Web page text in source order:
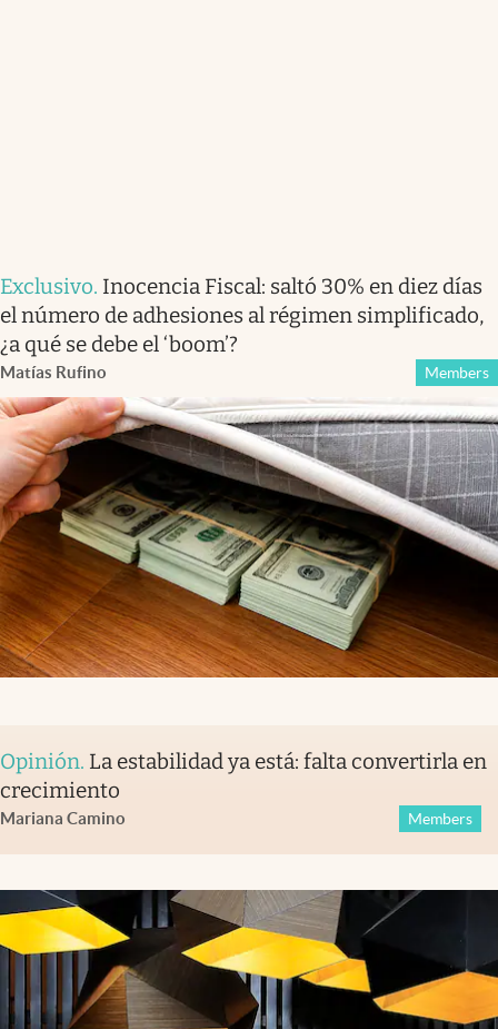
Exclusivo. Inocencia Fiscal: saltó 30% en diez días
el número de adhesiones al régimen simplificado,
¿a qué se debe el ‘boom’?
Matías Rufino Members
Opinión. La estabilidad ya está: falta convertirla en
crecimiento
Mariana Camino Members